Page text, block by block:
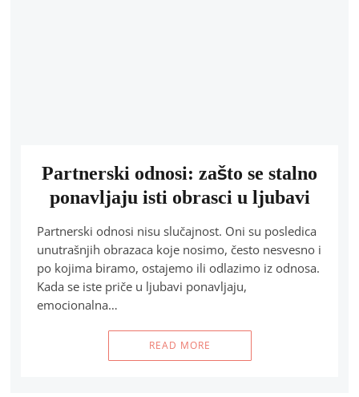
Partnerski odnosi: zašto se stalno
ponavljaju isti obrasci u ljubavi
Partnerski odnosi nisu slučajnost. Oni su posledica
unutrašnjih obrazaca koje nosimo, često nesvesno i
po kojima biramo, ostajemo ili odlazimo iz odnosa.
Kada se iste priče u ljubavi ponavljaju,
emocionalna…
READ MORE